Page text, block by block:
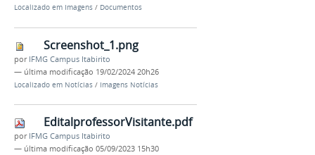
Localizado em Imagens / Documentos
Screenshot_1.png
por IFMG Campus Itabirito
— última modificação 19/02/2024 20h26
Localizado em Notícias / Imagens Notícias
EditalprofessorVisitante.pdf
por IFMG Campus Itabirito
— última modificação 05/09/2023 15h30